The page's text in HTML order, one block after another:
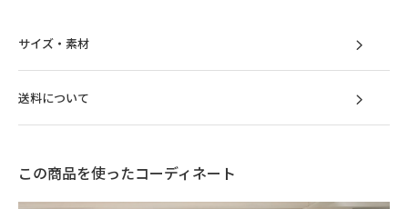
サイズ・素材
送料について
この商品を使ったコーディネート